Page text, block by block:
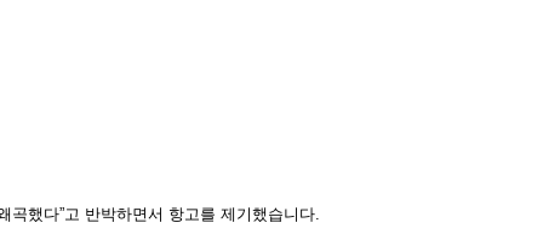
했다”고 반박하면서 항고를 제기했습니다.